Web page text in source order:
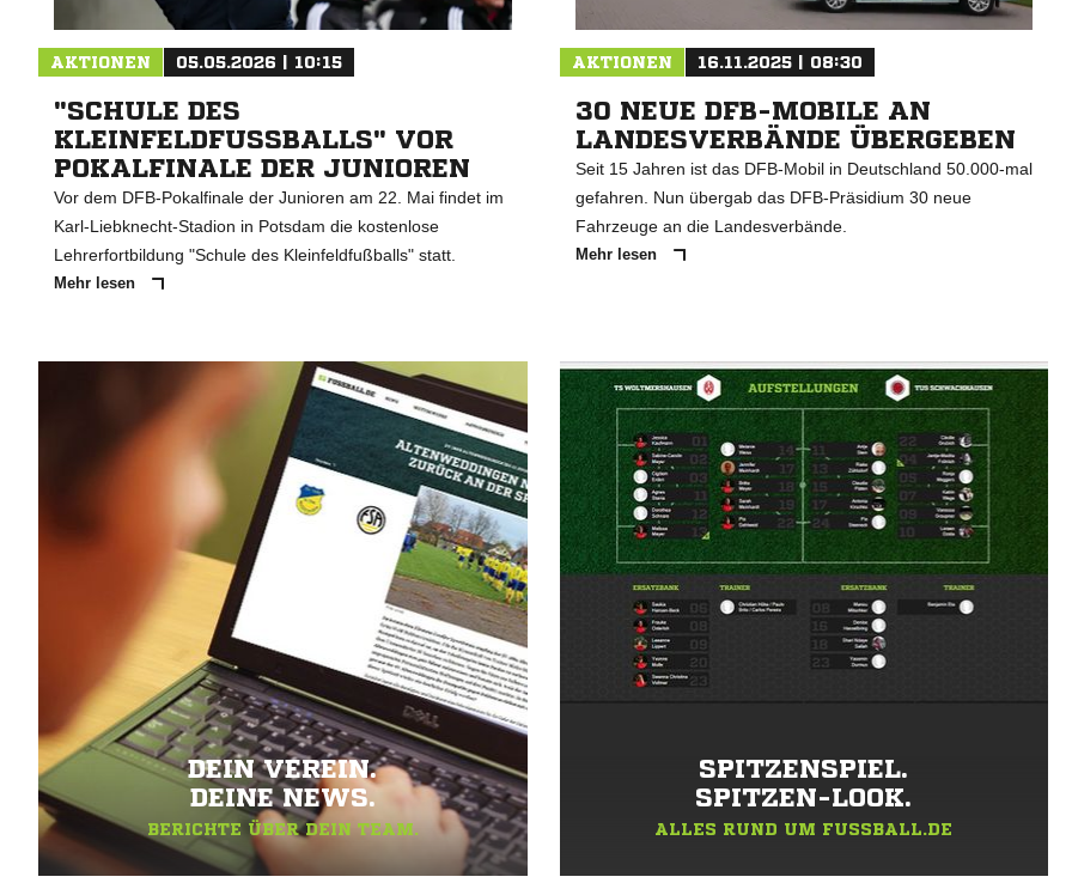
AKTIONEN 05.05.2026 | 10:15
"SCHULE DES
KLEINFELDFUSSBALLS" VOR P
OKALFINALE DER JUNIOREN
Vor dem DFB-Pokalfinale der Junioren am 22. Mai findet im
Karl-Liebknecht-Stadion in Potsdam die kostenlose
Lehrerfortbildung "Schule des Kleinfeldfußballs" statt.
Mehr lesen
AKTIONEN 16.11.2025 | 08:30
30 NEUE DFB-MOBILE AN
LANDESVERBÄNDE ÜBERGEBEN
Seit 15 Jahren ist das DFB-Mobil in Deutschland 50.000-mal
gefahren. Nun übergab das DFB-Präsidium 30 neue
Fahrzeuge an die Landesverbände.
Mehr lesen
DEIN VEREIN.
DEINE NEWS.
BERICHTE ÜBER DEIN TEAM.
SPITZENSPIEL.
SPITZEN-LOOK.
ALLES RUND UM FUSSBALL.DE